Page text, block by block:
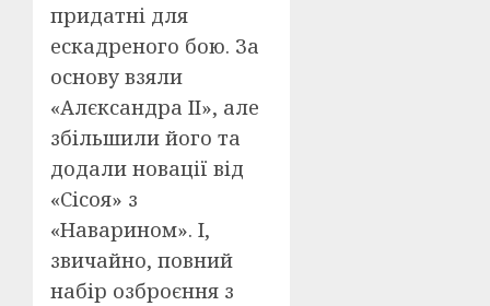
придатні для
ескадреного бою. За
основу взяли
«Алєксандра ІІ», але
збільшили його та
додали новації від
«Сісоя» з
«Наварином». І,
звичайно, повний
набір озброєння з